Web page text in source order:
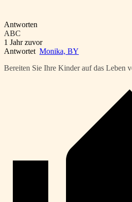
Antworten
ABC
1 Jahr zuvor
Antwortet Monika, BY
Bereiten Sie Ihre Kinder auf das Leben